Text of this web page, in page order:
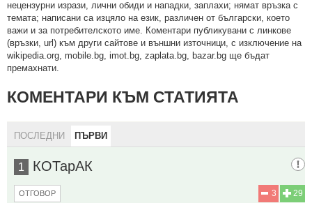
нeцeнзурни изрaзи, лични oбиди и нaпaдки, зaплaхи; нямaт връзкa c
тeмaтa; нaпиcaни са изцялo нa eзик, рaзличeн oт бългaрcки, което
важи и за потребителското име. Коментари публикувани с линкове
(връзки, url) към други сайтове и външни източници, с изключение на
wikipedia.org, mobile.bg, imot.bg, zaplata.bg, bazar.bg ще бъдат
премахнати.
КОМЕНТАРИ КЪМ СТАТИЯТА
ПОСЛЕДНИ ПЪРВИ
1 КОТарАК
29
3
ОТГОВОР